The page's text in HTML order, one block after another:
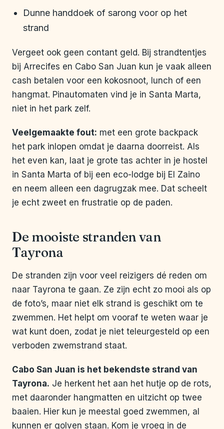
Dunne handdoek of sarong voor op het
strand
Vergeet ook geen contant geld. Bij strandtentjes
bij Arrecifes en Cabo San Juan kun je vaak alleen
cash betalen voor een kokosnoot, lunch of een
hangmat. Pinautomaten vind je in Santa Marta,
niet in het park zelf.
Veelgemaakte fout: met een grote backpack
het park inlopen omdat je daarna doorreist. Als
het even kan, laat je grote tas achter in je hostel
in Santa Marta of bij een eco-lodge bij El Zaino
en neem alleen een dagrugzak mee. Dat scheelt
je echt zweet en frustratie op de paden.
De mooiste stranden van
Tayrona
De stranden zijn voor veel reizigers dé reden om
naar Tayrona te gaan. Ze zijn echt zo mooi als op
de foto’s, maar niet elk strand is geschikt om te
zwemmen. Het helpt om vooraf te weten waar je
wat kunt doen, zodat je niet teleurgesteld op een
verboden zwemstrand staat.
Cabo San Juan is het bekendste strand van
Tayrona. Je herkent het aan het hutje op de rots,
met daaronder hangmatten en uitzicht op twee
baaien. Hier kun je meestal goed zwemmen, al
kunnen er golven staan. Kom je vroeg in de